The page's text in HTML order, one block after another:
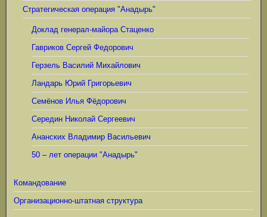
Стратегическая операция "Анадырь"
Доклад генерал-майора Стаценко
Гавриков Сергей Федорович
Герзель Василий Михайлович
Ландарь Юрий Григорьевич
Семёнов Илья Фёдорович
Середин Николай Сергеевич
Ананских Владимир Васильевич
50 – лет операции "Анадырь"
Командование
Организационно-штатная структура